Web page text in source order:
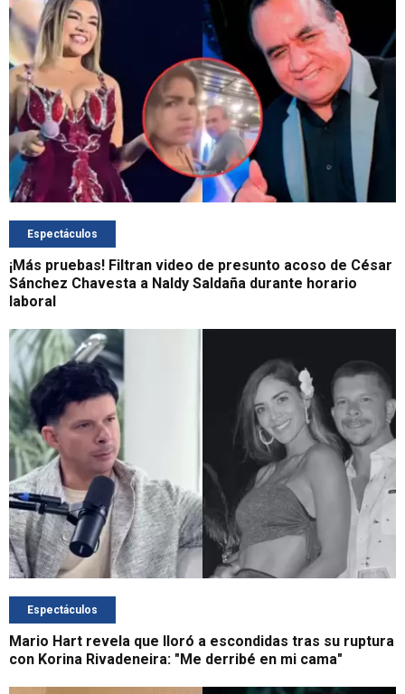
Espectáculos
¡Más pruebas! Filtran video de presunto acoso de César
Sánchez Chavesta a Naldy Saldaña durante horario
laboral
Espectáculos
Mario Hart revela que lloró a escondidas tras su ruptura
con Korina Rivadeneira: "Me derribé en mi cama"